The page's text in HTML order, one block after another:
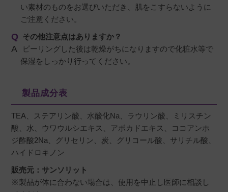
い素材のものをお選びいただき、肌をこすらないように
ご注意ください。
その他注意点はありますか？
ピーリングした後は乾燥がちになりますので化粧水等で
保湿をしっかり行ってください。
製品成分表
TEA、ステアリン酸、水酸化Na、ラウリン酸、ミリスチン
酸、水、ウワウルシエキス、アボカドエキス、ココアンホ
ジ酢酸2Na、グリセリン、炭、グリコール酸、サリチル酸、
ハイドロキノン
販売元：サンソリット
※製品が体に合わない場合は、使用を中止し医師に相談し